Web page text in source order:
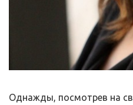
Однажды, посмотрев на